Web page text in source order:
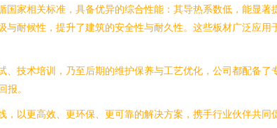
家相关标准，具备优异的综合性能：其导热系数低，能显著
耐候性，提升了建筑的安全性与耐久性。这些板材广泛应用
技术培训，乃至后期的维护保养与工艺优化，公司都配备了
。
以更高效、更环保、更可靠的解决方案，携手行业伙伴共同